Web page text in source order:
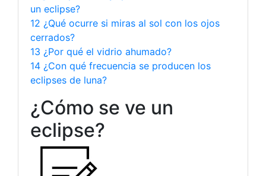
un eclipse?
12 ¿Qué ocurre si miras al sol con los ojos
cerrados?
13 ¿Por qué el vidrio ahumado?
14 ¿Con qué frecuencia se producen los
eclipses de luna?
¿Cómo se ve un
eclipse?